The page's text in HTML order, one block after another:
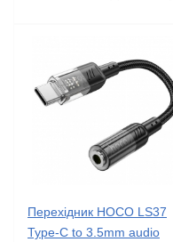
Перехідник HOCO LS37
Type-C to 3.5mm audio